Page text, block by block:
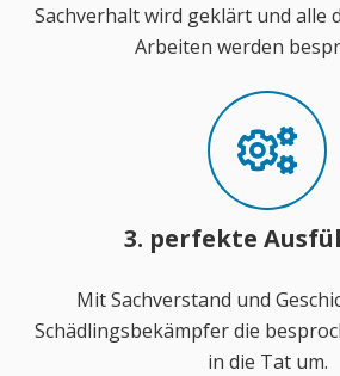
Sachverhalt wird geklärt und alle
Arbeiten werden
3. perfekte
Mit Sachverstand und
Schädlingsbekämpfer die
in die Tat um.